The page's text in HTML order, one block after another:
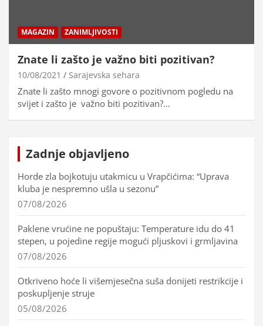
MAGAZIN ZANIMLJIVOSTI
Znate li zašto je važno biti pozitivan?
10/08/2021 Sarajevska sehara
Znate li zašto mnogi govore o pozitivnom pogledu na
svijet i zašto je važno biti pozitivan?…
Zadnje objavljeno
Horde zla bojkotuju utakmicu u Vrapčićima: “Uprava
kluba je nespremno ušla u sezonu”
07/08/2026
Paklene vrućine ne popuštaju: Temperature idu do 41
stepen, u pojedine regije mogući pljuskovi i grmljavina
07/08/2026
Otkriveno hoće li višemjesečna suša donijeti restrikcije i
poskupljenje struje
05/08/2026